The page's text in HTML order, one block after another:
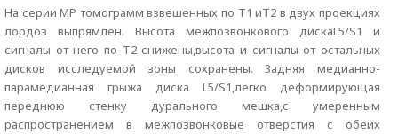
На серии МР томограмм взвешенных по Т1 иТ2 в двух проекциях
лордоз выпрямлен. Высота межпозвонкового дискаL5/S1 и
сигналы от него по Т2 снижены,высота и сигналы от остальных
дисков исследуемой зоны сохранены. Задняя медианно-
парамедианная грыжа диска L5/S1,легко деформирующая
переднюю стенку дурального мешка,с умеренным
распространением в межпозвонковые отверстия с обеих